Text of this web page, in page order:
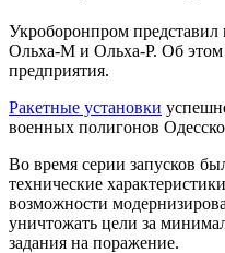
Укроборонпром
Ольха-М и Ольха-Р. Об этом
предприятия.
Ракетные установки
военных полигонов
Во время серии запусков
технические
возможности
уничтожать цели за
задания на поражение.